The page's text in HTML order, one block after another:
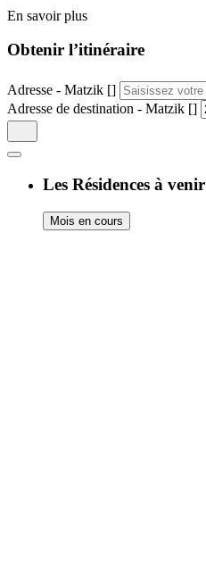
En savoir plus
Obtenir l’itinéraire
Adresse - Matzik []
Adresse de destination - Matzik []
Les Résidences à venir
Mois en cours